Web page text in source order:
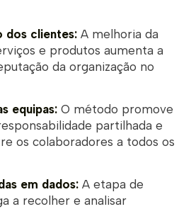
dos clientes: A melhoria da
e produtos aumenta a
da organização no
equipas: O método promove
partilhada e
os colaboradores a todos os
em dados: A etapa de
a recolher e analisar